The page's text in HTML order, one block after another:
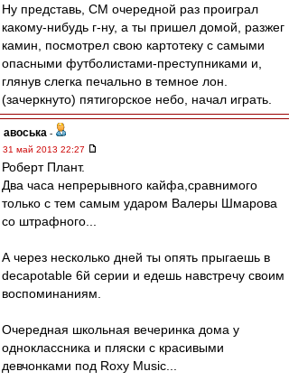
Ну представь, СМ очередной раз проиграл
какому-нибудь г-ну, а ты пришел домой, разжег
камин, посмотрел свою картотеку с самыми
опасными футболистами-преступниками и,
глянув слегка печально в темное лон.
(зачеркнуто) пятигорское небо, начал играть.
авоська -
31 май 2013 22:27
Роберт Плант.
Два часа непрерывного кайфа,сравнимого
только с тем самым ударом Валеры Шмарова
со штрафного...
А через несколько дней ты опять прыгаешь в
decapotable 6й серии и едешь навстречу своим
воспоминаниям.
Очередная школьная вечеринка дома у
одноклассника и пляски с красивыми
девчонками под Roxy Music...